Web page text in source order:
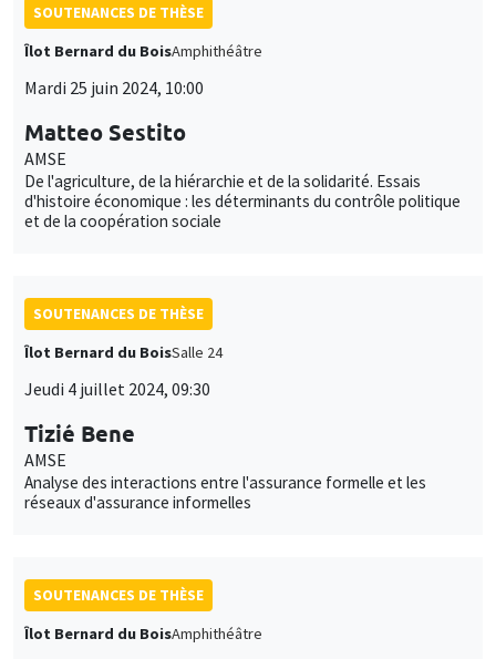
SOUTENANCES DE THÈSE
Îlot Bernard du BoisAmphithéâtre
Mardi 25 juin 2024, 10:00
Matteo Sestito
AMSE
De l'agriculture, de la hiérarchie et de la solidarité. Essais
d'histoire économique : les déterminants du contrôle politique
et de la coopération sociale
SOUTENANCES DE THÈSE
Îlot Bernard du BoisSalle 24
Jeudi 4 juillet 2024, 09:30
Tizié Bene
AMSE
Analyse des interactions entre l'assurance formelle et les
réseaux d'assurance informelles
SOUTENANCES DE THÈSE
Îlot Bernard du BoisAmphithéâtre